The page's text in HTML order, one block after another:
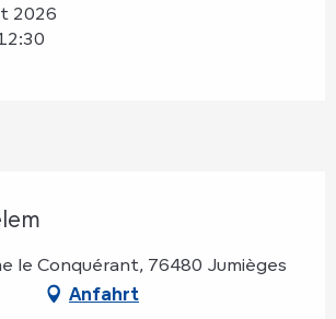
2026
le Conquérant, 76480 Jumièges
Anfahrt